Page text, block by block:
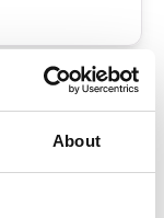
About